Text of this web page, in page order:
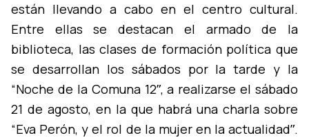
están llevando a cabo en el centro cultural.
Entre ellas se destacan el armado de la
biblioteca, las clases de formación polí­tica que
se desarrollan los sábados por la tarde y la
“Noche de la Comuna 12ˮ, a realizarse el sábado
21 de agosto, en la que habrá una charla sobre
“Eva Perón, y el rol de la mujer en la actualidadˮ.